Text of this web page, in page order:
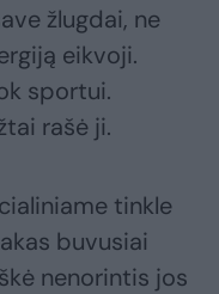
žlugdai, ne
eikvoji.
sportui.
rašė ji.
tinkle
buvusiai
nenorintis jos